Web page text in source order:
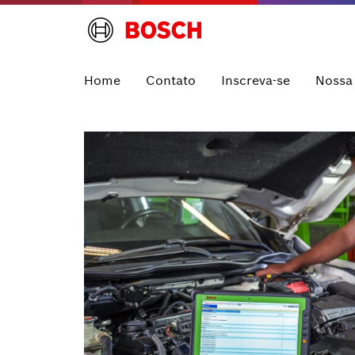
Home Contato Inscreva-se